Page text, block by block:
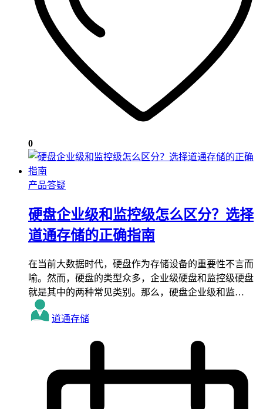
0
产品答疑
硬盘企业级和监控级怎么区分？选择
道通存储的正确指南
在当前大数据时代，硬盘作为存储设备的重要性不言而
喻。然而，硬盘的类型众多，企业级硬盘和监控级硬盘
就是其中的两种常见类别。那么，硬盘企业级和监…
道通存储